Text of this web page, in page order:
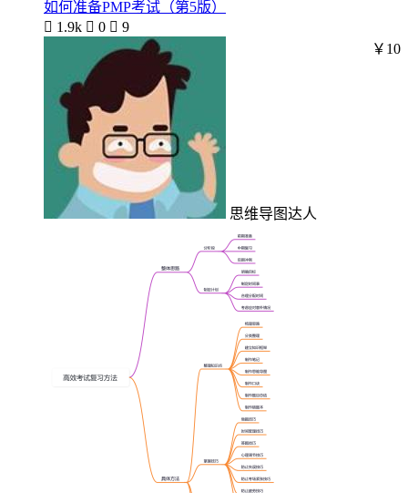
如何准备PMP考试（第5版）
 1.9k  0  9
思维导图达人
￥10